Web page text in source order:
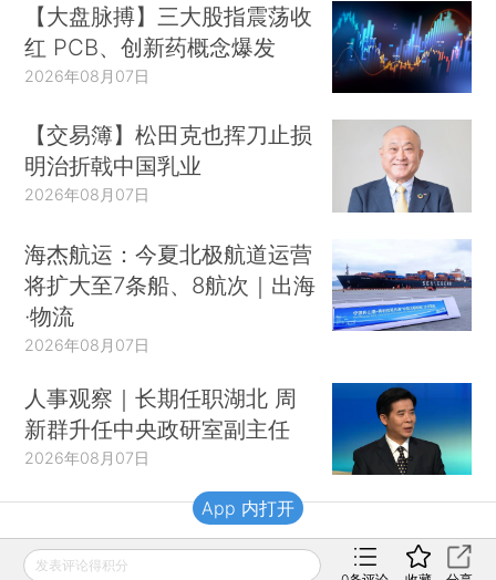
【大盘脉搏】三大股指震荡收
红 PCB、创新药概念爆发
2026年08月07日
【交易簿】松田克也挥刀止损
明治折戟中国乳业
2026年08月07日
海杰航运：今夏北极航道运营
将扩大至7条船、8航次｜出海
·物流
2026年08月07日
人事观察｜长期任职湖北 周
新群升任中央政研室副主任
2026年08月07日
财新移动
发表评论得积分
App 内打开